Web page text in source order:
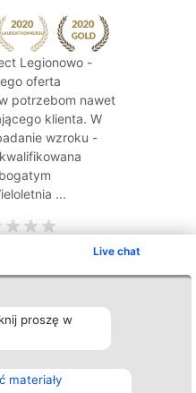
Live chat
proszę w
materiały
Legionowo -
oferta
potrzebom nawet
klienta. W
wzroku -
...